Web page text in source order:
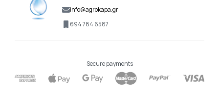
info@agrokapa.gr
694 784 6587
Secure payments